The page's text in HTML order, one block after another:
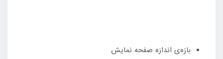
بازه‌ی اندازه صفحه نمایش